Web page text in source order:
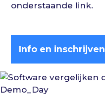
onderstaande link.
Info en inschrijven